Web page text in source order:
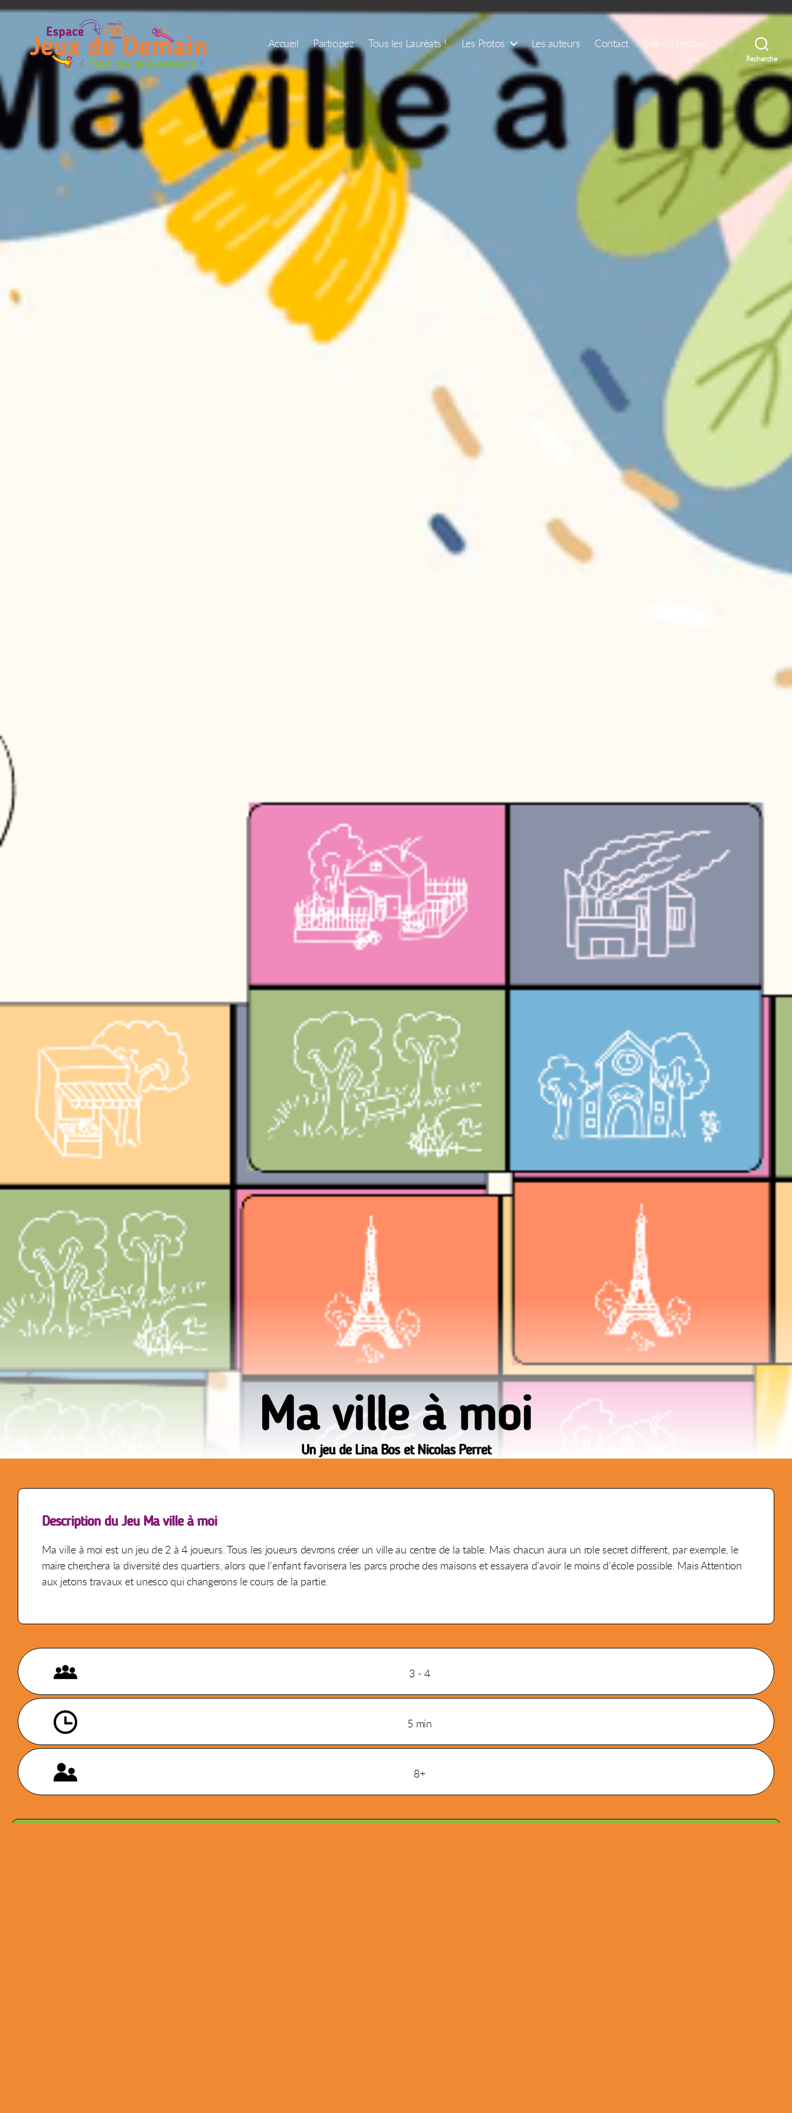
Espace
Jeux
de
Demain
Accueil Participez Tous les Lauréats ! Les Protos Les auteurs Contact Site du Festival
Recherche
Ma ville à moi
Un jeu de Lina Bos et Nicolas Perret
Description du Jeu Ma ville à moi
Ma ville à moi est un jeu de 2 à 4 joueurs. Tous les joueurs devrons créer un ville au centre de la table. Mais chacun aura un role secret different, par exemple, le
maire cherchera la diversité des quartiers, alors que l'enfant favorisera les parcs proche des maisons et essayera d'avoir le moins d'école possible. Mais Attention
aux jetons travaux et unesco qui changerons le cours de la partie.
3 - 4
5 min
8+